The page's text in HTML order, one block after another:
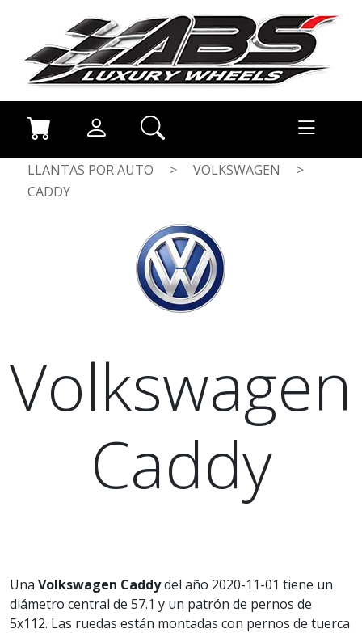
LLANTAS POR AUTO > VOLKSWAGEN
>
CADDY
Volkswagen
Caddy
Una Volkswagen Caddydel año 2020-11-01 tiene un
diámetro central de 57.1 y un patrón de pernos de
5x112. Las ruedas están montadas con pernos de tuerca